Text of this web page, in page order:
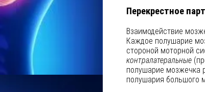
Перекрестное
Взаимодействие
Каждое полушарие
стороной моторной
контралатеральные
полушарие мозжечка
полушария большого